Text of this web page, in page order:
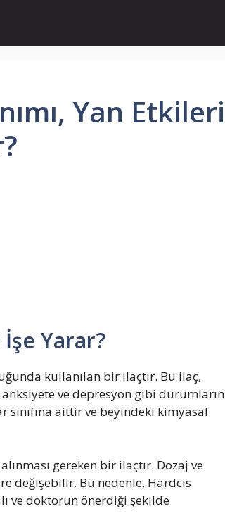
Yan Etkileri
Yarar?
kullanılan bir ilaçtır. Bu ilaç,
ve depresyon gibi durumların
aittir ve beyindeki kimyasal
gereken bir ilaçtır. Dozaj ve
değişebilir. Bu nedenle, Hardcis
ve doktorun önerdiği şekilde